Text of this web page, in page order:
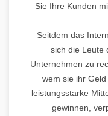
Sie Ihre Kunden
Seitdem das
sich die Leute
Unternehmen zu
wem sie ihr
leistungsstarke
gewinnen,